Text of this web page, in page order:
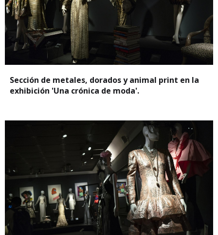
Sección de metales, dorados y animal print en la
exhibición 'Una crónica de moda'.